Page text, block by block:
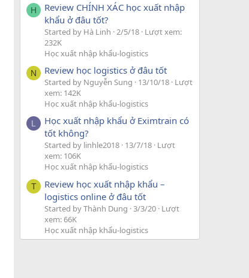
H
Review CHÍNH XÁC học xuất nhập
khẩu ở đâu tốt?
Started by Hà Linh 2/5/18 Lượt xem:
232K
Học xuất nhập khẩu-logistics
N Review học logistics ở đâu tốt
Started by Nguyễn Sung 13/10/18 Lượt
xem: 142K
Học xuất nhập khẩu-logistics
L
Học xuất nhập khẩu ở Eximtrain có
tốt không?
Started by linhle2018 13/7/18 Lượt
xem: 106K
Học xuất nhập khẩu-logistics
T
Review học xuất nhập khẩu –
logistics online ở đâu tốt
Started by Thành Dung 3/3/20 Lượt
xem: 66K
Học xuất nhập khẩu-logistics